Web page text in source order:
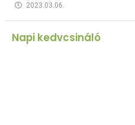
2023.03.06.
Napi kedvcsináló